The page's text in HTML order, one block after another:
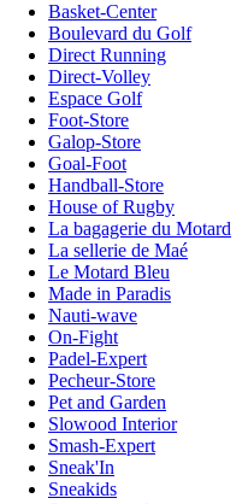
Basket-Center
Boulevard du Golf
Direct Running
Direct-Volley
Espace Golf
Foot-Store
Galop-Store
Goal-Foot
Handball-Store
House of Rugby
La bagagerie du Motard
La sellerie de Maé
Le Motard Bleu
Made in Paradis
Nauti-wave
On-Fight
Padel-Expert
Pecheur-Store
Pet and Garden
Slowood Interior
Smash-Expert
Sneak'In
Sneakids